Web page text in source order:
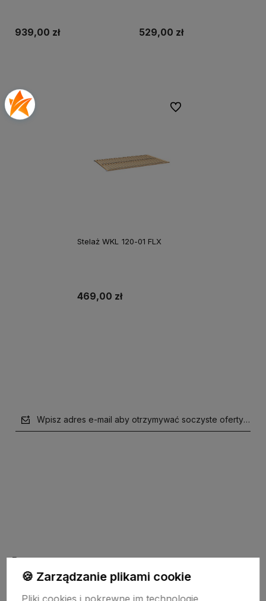
939,00 zł 529,00 zł
Stelaż WKL 120-01 FLX
469,00 zł
Do ulubionych
Wpisz adres e-mail aby otrzymywać soczyste oferty i
Pomoc
🍪 Zarządzanie plikami cookie
Pliki cookies i pokrewne im technologie